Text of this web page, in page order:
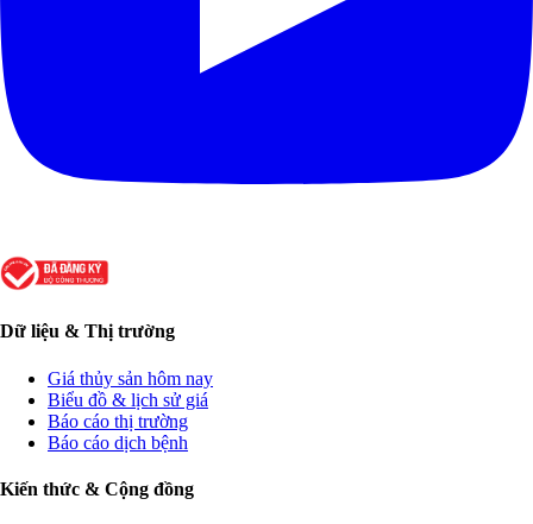
Dữ liệu & Thị trường
Giá thủy sản hôm nay
Biểu đồ & lịch sử giá
Báo cáo thị trường
Báo cáo dịch bệnh
Kiến thức & Cộng đồng